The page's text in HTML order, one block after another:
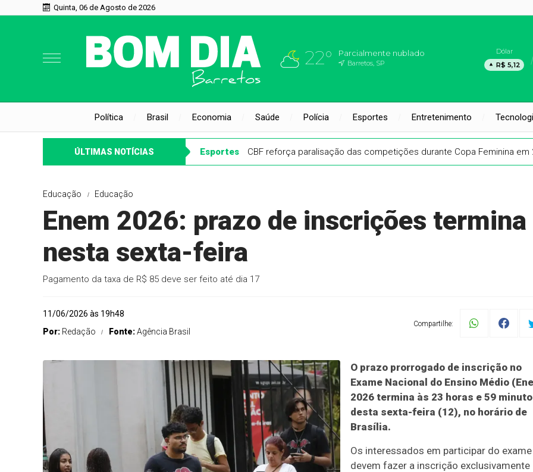
Quinta, 06 de Agosto de 2026
22° Parcialmente nublado
Barretos, SP
Dólar
R$ 5,12
Política Brasil Economia Saúde Polícia Esportes Entretenimento
ÚLTIMAS NOTÍCIAS Esportes CBF reforça paralisação das competições durante Copa Feminina em
Educação Educação
Enem 2026: prazo de inscrições termina
nesta sexta-feira
Pagamento da taxa de R$ 85 deve ser feito até dia 17
11/06/2026 às 19h48
Por: Redação Fonte:Agência Brasil
Compartilhe:
O prazo prorrogado de inscrição no
Exame Nacional do Ensino Médio
2026 termina às 23 horas e 59
desta sexta-feira (12), no horário de
Brasília.
Os interessados em participar do exame
devem fazer a inscrição exclusivamente